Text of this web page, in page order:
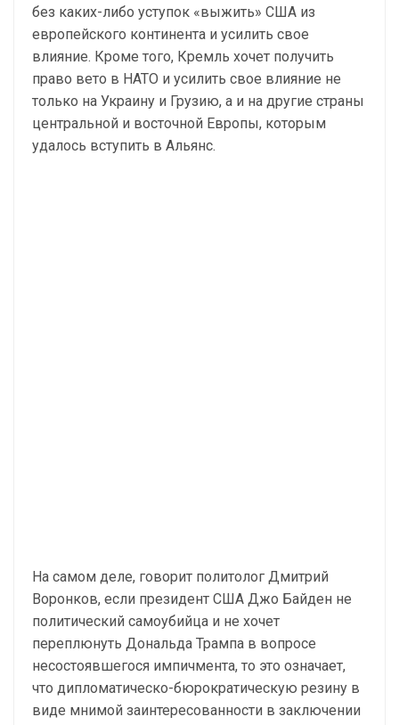
без каких-либо уступок «выжить» США из
европейского континента и усилить свое
влияние. Кроме того, Кремль хочет получить
право вето в НАТО и усилить свое влияние не
только на Украину и Грузию, а и на другие страны
центральной и восточной Европы, которым
удалось вступить в Альянс.
На самом деле, говорит политолог Дмитрий
Воронков, если президент США Джо Байден не
политический самоубийца и не хочет
переплюнуть Дональда Трампа в вопросе
несостоявшегося импичмента, то это означает,
что дипломатическо-бюрократическую резину в
виде мнимой заинтересованности в заключении